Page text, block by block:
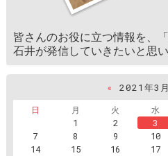
皆さんのお役に立つ情報を、
石井が発信していきたいと思い
« 2021年3
日
月 火 水
1
2 3
7
8 9 10
14
15 16 17